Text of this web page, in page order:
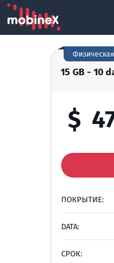
15 GB - 10
$
ПОКРЫТИЕ:
DATA:
СРОК: